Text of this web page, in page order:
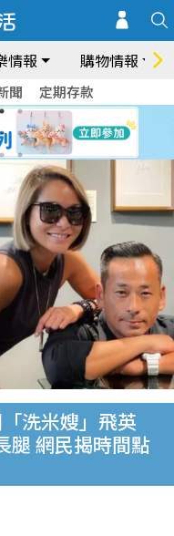
情報 購物情報
聞 定期存款
洗米嫂」飛英
腿 網民揭時間點